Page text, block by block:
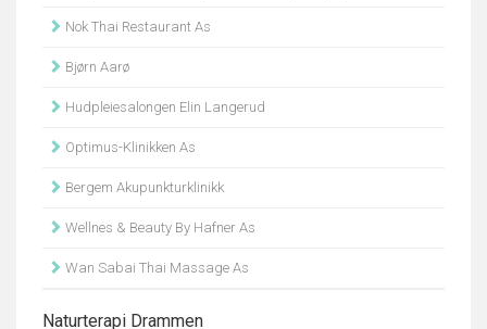
Nok Thai Restaurant As
Bjørn Aarø
Hudpleiesalongen Elin Langerud
Optimus-Klinikken As
Bergem Akupunkturklinikk
Wellnes & Beauty By Hafner As
Wan Sabai Thai Massage As
Naturterapi Drammen